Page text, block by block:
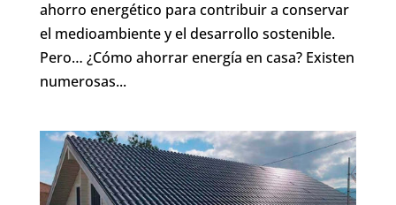
ahorro energético para contribuir a conservar
el medioambiente y el desarrollo sostenible.
Pero… ¿Cómo ahorrar energía en casa? Existen
numerosas...